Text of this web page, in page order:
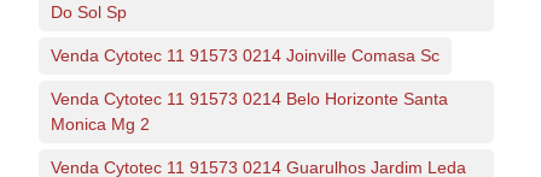
Do Sol Sp
Venda Cytotec 11 91573 0214 Joinville Comasa Sc
Venda Cytotec 11 91573 0214 Belo Horizonte Santa
Monica Mg 2
Venda Cytotec 11 91573 0214 Guarulhos Jardim Leda